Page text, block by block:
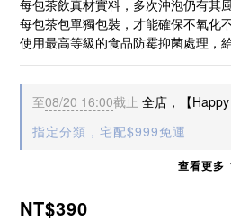
每包茶飲真材實料，多次沖泡仍有其風
每包茶包單獨包裝，才能確保不氧化不
使用最高等級的食品防霉抑菌處理，
至08/20 16:00截止 全店，【
指定分類，宅配$999免運
查看更多
NT$390